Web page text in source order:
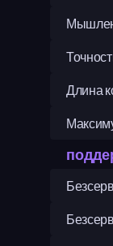
Длина